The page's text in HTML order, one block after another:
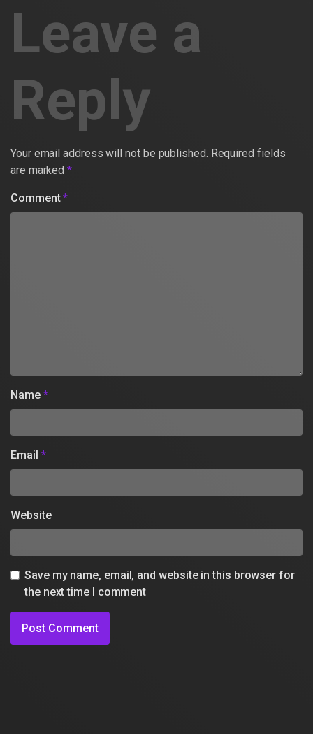
Leave a
Reply
Your email address will not be published. Required fields
are marked*
Comment*
Name *
Email *
Website
Save my name, email, and website in this browser for
the next time I comment